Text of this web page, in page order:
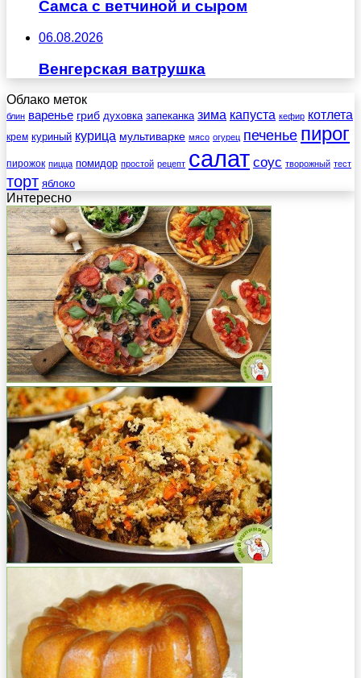
Самса с ветчиной и сыром
06.08.2026
Венгерская ватрушка
Облако меток
блин варенье гриб духовка запеканка зима капуста кефир котлета
крем куриный курица мультиварке мясо огурец печенье пирог
пирожок пицца помидор простой рецепт салат соус творожный тест
торт яблоко
Интересно